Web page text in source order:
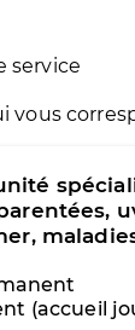
service
vous
(accueil